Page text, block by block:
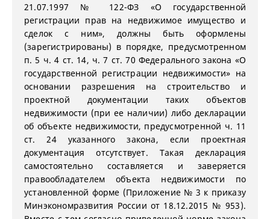
21.07.1997 № 122-ФЗ «О государственной
регистрации прав на недвижимое имущество и
сделок с ним», должны быть оформлены
(зарегистрированы) в порядке, предусмотренном
п. 5 ч. 4 ст. 14, ч. 7 ст. 70 Федерального закона «О
государственной регистрации недвижимости» на
основании разрешения на строительство и
проектной документации таких объектов
недвижимости (при ее наличии) либо декларации
об объекте недвижимости, предусмотренной ч. 11
ст. 24 указанного закона, если проектная
документация отсутствует. Такая декларация
самостоятельно составляется и заверяется
правообладателем объекта недвижимости по
установленной форме (Приложение № 3 к приказу
Минэкономразвития России от 18.12.2015 № 953).